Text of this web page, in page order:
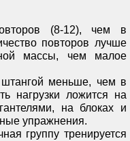
(8-12), чем в
повторов лучше
массы, чем малое
штангой меньше, чем в
нагрузки ложится на
на блоках и
упражнения.
группу тренируется